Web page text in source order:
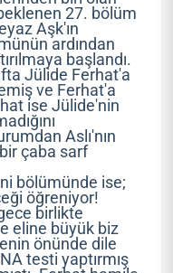
27. bölüm
Aşk'ın
ardından
başlandı.
Jülide Ferhat'a
ve Ferhat'a
ise Jülide'nin
Aslı'nın
çaba sarf
bölümünde ise;
öğreniyor!
birlikte
eline büyük biz
önünde dile
testi yaptırmış